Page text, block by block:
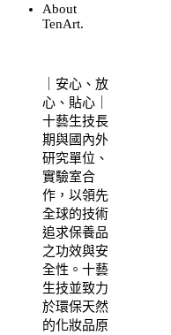
About
TenArt.
｜安心、放
心、貼心｜
十藝生技長
期與國內外
研究單位、
實驗室合
作，以領先
全球的技術
追求保養品
之功效與安
全性。十藝
生技並致力
於環保天然
的化妝品原